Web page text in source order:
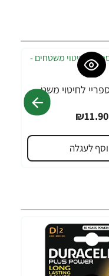
סנו 99.9% ספריי לחיטוי משטחים - 750 מ"ל
₪11.90
לעגלה